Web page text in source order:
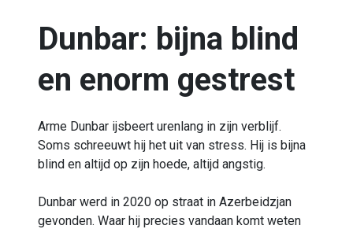
Dunbar: bijna blind
en enorm gestrest
Arme Dunbar ijsbeert urenlang in zijn verblijf.
Soms schreeuwt hij het uit van stress. Hij is bijna
blind en altijd op zijn hoede, altijd angstig.
Dunbar werd in 2020 op straat in Azerbeidzjan
gevonden. Waar hij precies vandaan komt weten